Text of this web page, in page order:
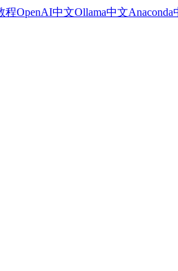
程OpenAI中文Ollama中文Anaconda